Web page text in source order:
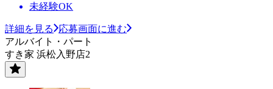
未経験OK
詳細を見る
応募画面に進む
アルバイト・パート
すき家 浜松入野店2